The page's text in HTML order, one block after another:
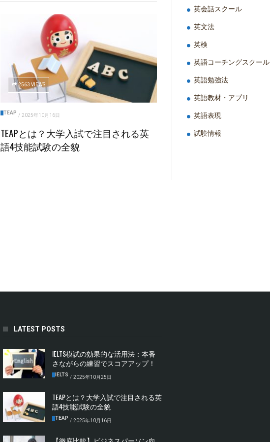
2563 VIEWS
TEAP / 2025年10月16日
TEAPとは？大学入試で注目される英
語4技能試験の全貌
英会話スクール
英文法
英検
英語コーチングスクール
英語勉強法
英語教材・アプリ
英語表現
試験情報
LATEST POSTS
IELTS模試の効果的な活用法：本番
さながらの練習でスコアアップ！
IELTS / 2025年10月25日
TEAPとは？大学入試で注目される英
語4技能試験の全貌
TEAP / 2025年10月16日